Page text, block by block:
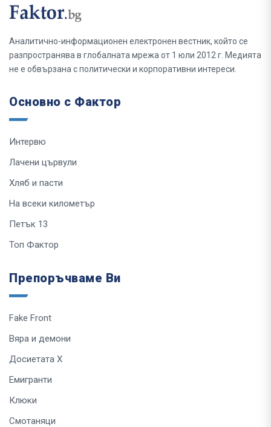
Аналитично-информационен електронен вестник, който се
разпространява в глобалната мрежа от 1 юли 2012 г. Медията
не е обвързана с политически и корпоративни интереси.
Основно с Фактор
Интервю
Лачени цървули
Хляб и пасти
На всеки километър
Петък 13
Топ Фактор
Препоръчваме Ви
Fake Front
Вяра и демони
Досиетата Х
Емигранти
Клюки
Смотаняци